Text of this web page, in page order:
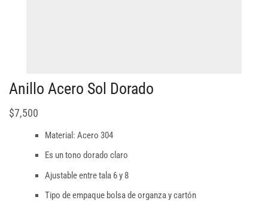
Anillo Acero Sol Dorado
$7,500
Material: Acero 304
Es un tono dorado claro
Ajustable entre tala 6 y 8
Tipo de empaque bolsa de organza y cartón